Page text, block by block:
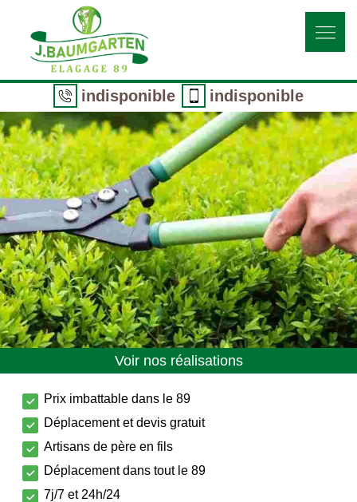
indisponible indisponible
Voir nos réalisations
Prix imbattable dans le 89
Déplacement et devis gratuit
Artisans de père en fils
Déplacement dans tout le 89
7j/7 et 24h/24